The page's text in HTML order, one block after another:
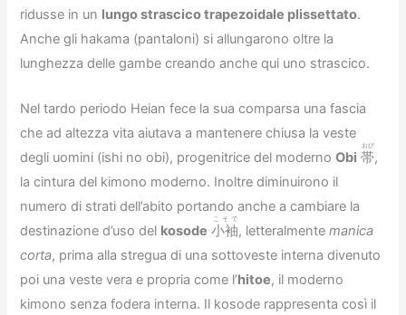
ridusse in un lungo strascico trapezoidale plissettato.
Anche gli hakama (pantaloni) si allungarono oltre la
lunghezza delle gambe creando anche qui uno strascico.
Nel tardo periodo Heian fece la sua comparsa una fascia
che ad altezza vita aiutava a mantenere chiusa la veste
degli uomini (ishi no obi), progenitrice del modernoObi 帯
おび
,
la cintura del kimono moderno. Inoltre diminuirono il
numero di strati dell’abito portando anche a cambiare la
destinazione d’uso del kosode 小袖
こそで
, letteralmentemanica
corta, prima alla stregua di una sottoveste interna divenuto
poi una veste vera e propria come l’hitoe, il moderno
kimono senza fodera interna. Il kosode rappresenta così il